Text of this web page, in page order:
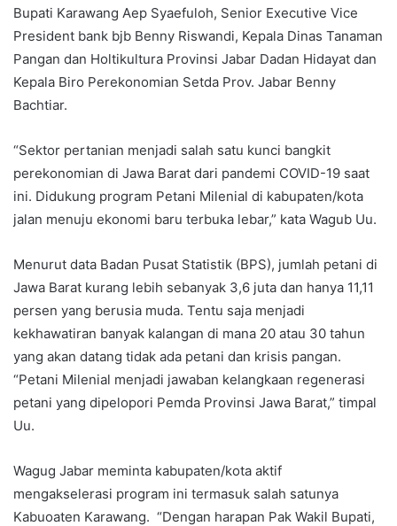
Bupati Karawang Aep Syaefuloh, Senior Executive Vice
President bank bjb Benny Riswandi, Kepala Dinas Tanaman
Pangan dan Holtikultura Provinsi Jabar Dadan Hidayat dan
Kepala Biro Perekonomian Setda Prov. Jabar Benny
Bachtiar.
“Sektor pertanian menjadi salah satu kunci bangkit
perekonomian di Jawa Barat dari pandemi COVID-19 saat
ini. Didukung program Petani Milenial di kabupaten/kota
jalan menuju ekonomi baru terbuka lebar,” kata Wagub Uu.
Menurut data Badan Pusat Statistik (BPS), jumlah petani di
Jawa Barat kurang lebih sebanyak 3,6 juta dan hanya 11,11
persen yang berusia muda. Tentu saja menjadi
kekhawatiran banyak kalangan di mana 20 atau 30 tahun
yang akan datang tidak ada petani dan krisis pangan.
“Petani Milenial menjadi jawaban kelangkaan regenerasi
petani yang dipelopori Pemda Provinsi Jawa Barat,” timpal
Uu.
Wagug Jabar meminta kabupaten/kota aktif
mengakselerasi program ini termasuk salah satunya
Kabuoaten Karawang. “Dengan harapan Pak Wakil Bupati,